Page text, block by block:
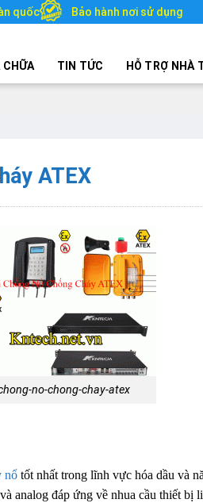
quốc Bảo hành nơi sử dụng
CHỮA TIN TỨC HỖ TRỢ NHÀ
ATEX
no-chong-chay-atex
nổ tốt nhất trong lĩnh vực hóa dầu và
analog đáp ứng về nhua cầu thiết bị